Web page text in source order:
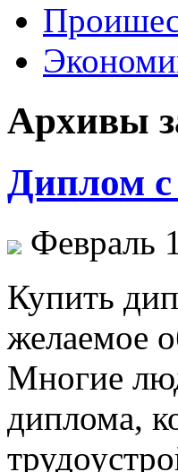
Архивы
Диплом с
Февраль
Купить
желаемое
Многие
диплома,